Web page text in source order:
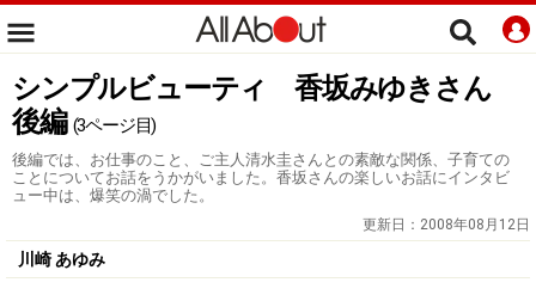
シンプルビューティ 香坂みゆきさん
後編 (3ページ目)
後編では、お仕事のこと、ご主人清水圭さんとの素敵な関係、子育ての
ことについてお話をうかがいました。香坂さんの楽しいお話にインタビ
ュー中は、爆笑の渦でした。
更新日： 2008年08月12日
川崎 あゆみ